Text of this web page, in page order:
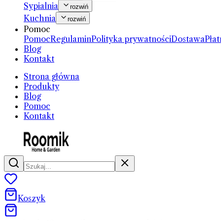
Sypialnia rozwiń
Kuchnia rozwiń
Pomoc
PomocRegulaminPolityka prywatnościDostawa
Blog
Kontakt
Strona główna
Produkty
Blog
Pomoc
Kontakt
Koszyk